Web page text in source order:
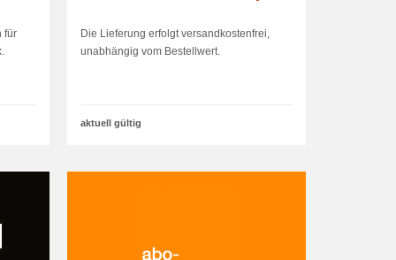
für
Die Lieferung erfolgt versandkostenfrei,
unabhängig vom Bestellwert.
aktuell gültig